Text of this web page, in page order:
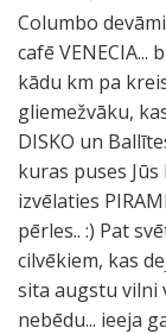
Columbo
cafē VENECIA...
kādu km pa
gliemežvāku,
DISKO un
kuras puses
izvēlaties
pērles.. :) Pat
cilvēkiem, kas
sita augstu vilni
nebēdu... ieeja